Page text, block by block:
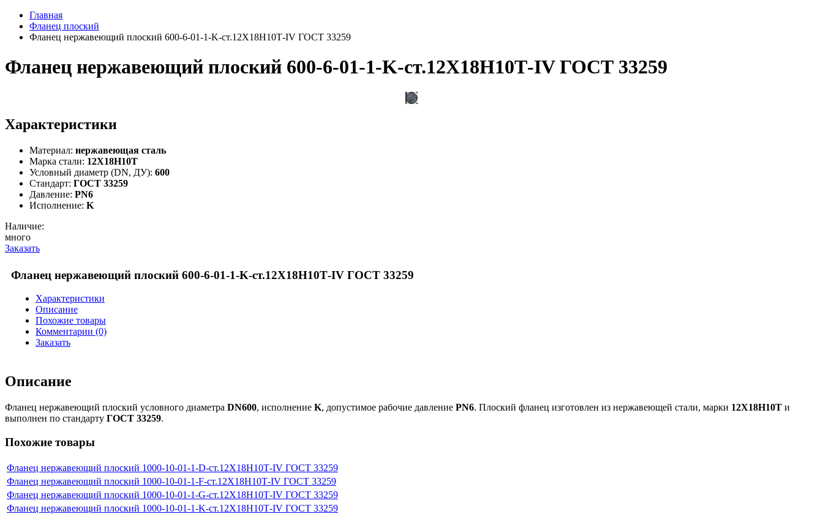
Главная
Фланец плоский
Фланец нержавеющий плоский 600-6-01-1-K-ст.12Х18Н10Т-IV ГОСТ 33259
Фланец нержавеющий плоский 600-6-01-1-K-ст.12Х18Н10Т-IV ГОСТ 33259
Характеристики
Материал: нержавеющая сталь
Марка стали: 12Х18Н10Т
Условный диаметр (DN, ДУ): 600
Стандарт: ГОСТ 33259
Давление: PN6
Исполнение: K
Наличие:
много
Заказать
Фланец нержавеющий плоский 600-6-01-1-K-ст.12Х18Н10Т-IV ГОСТ 33259
Характеристики
Описание
Похожие товары
Комментарии (0)
Заказать
Описание
Фланец нержавеющий плоский условного диаметра DN600, исполнение K, допустимое рабочие давление PN6. Плоский фланец изготовлен из нержавеющей стали, марки 12Х18Н10Т и
выполнен по стандарту ГОСТ 33259.
Похожие товары
Фланец нержавеющий плоский 1000-10-01-1-D-ст.12Х18Н10Т-IV ГОСТ 33259
Фланец нержавеющий плоский 1000-10-01-1-F-ст.12Х18Н10Т-IV ГОСТ 33259
Фланец нержавеющий плоский 1000-10-01-1-G-ст.12Х18Н10Т-IV ГОСТ 33259
Фланец нержавеющий плоский 1000-10-01-1-K-ст.12Х18Н10Т-IV ГОСТ 33259